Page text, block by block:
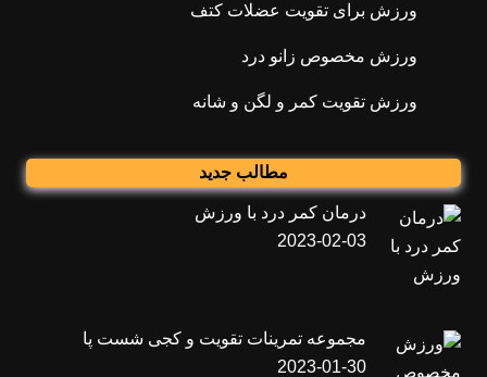
ورزش برای تقویت عضلات کتف
ورزش مخصوص زانو درد
ورزش تقویت کمر و لگن و شانه
مطالب جدید
درمان کمر درد با ورزش
2023-02-03
مجموعه تمرینات تقویت و کجی شست پا
2023-01-30